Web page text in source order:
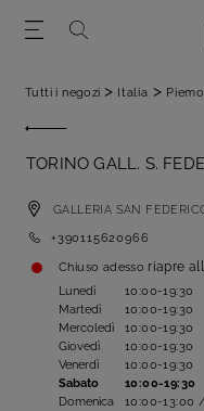
Tutti i negozi > Italia >
TORINO GALL. S.
GALLERIA SAN
+390115620966
Chiuso adesso riapre
Lunedì
10:00-19:30
Martedì
10:00-19:30
Mercoledì
10:00-19:30
Giovedì
10:00-19:30
Venerdì
10:00-19:30
Sabato
10:00-19:30
Domenica
10:00-13:00